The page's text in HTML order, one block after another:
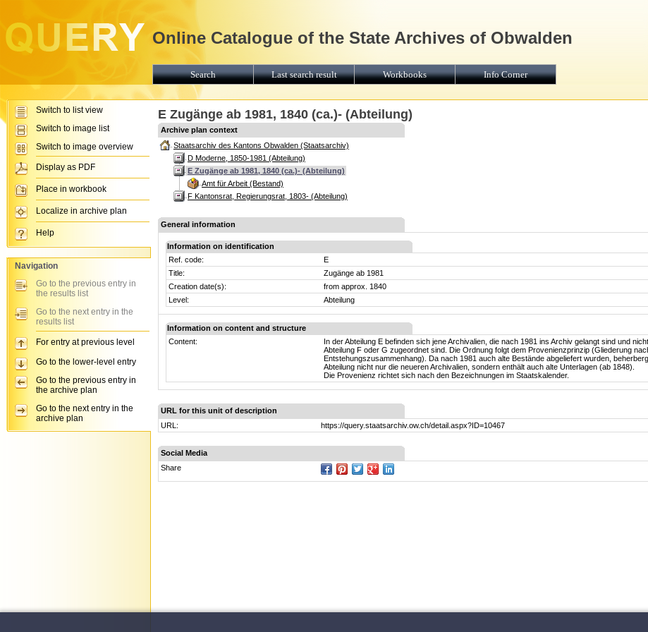
E Zugänge ab 1981, 1840 (ca.)- (Abteilung)
Archive plan context
Staatsarchiv des Kantons Obwalden (Staatsarchiv)
D Moderne, 1850-1981 (Abteilung)
E Zugänge ab 1981, 1840 (ca.)- (Abteilung)
Amt für Arbeit (Bestand)
F Kantonsrat, Regierungsrat, 1803- (Abteilung)
General information
Information on identification
Ref. code:
E
Title:
Zugänge ab 1981
Creation date(s):
from approx. 1840
Level:
Abteilung
Information on content and structure
Content:
In der Abteilung E befinden sich jene Archivalien, die nach 1981 ins Archiv gelangt sind und
Abteilung F oder G zugeordnet sind. Die Ordnung folgt dem Provenienzprinzip (Gliederung
Entstehungszusammenhang). Da nach 1981 auch alte Bestände abgeliefert wurden,
Abteilung nicht nur die neueren Archivalien, sondern enthält auch alte Unterlagen (ab 1848).
Die Provenienz richtet sich nach den Bezeichnungen im Staatskalender.
URL for this unit of description
URL:
https://query.staatsarchiv.ow.ch/detail.aspx?ID=10467
Social Media
Share
Online Catalogue of the State Archives of Obwalden
Search Last search result Workbooks Info Corner
Switch to list view
Switch to image list
Switch to image overview
Display as PDF
Place in workbook
Localize in archive plan
Help
Navigation
Go to the previous entry in
the results list
Go to the next entry in the
results list
For entry at previous level
Go to the lower-level entry
Go to the previous entry in
the archive plan
Go to the next entry in the
archive plan